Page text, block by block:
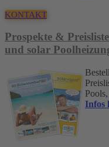
KONTAKT
Prospekte &
und solar
Infos